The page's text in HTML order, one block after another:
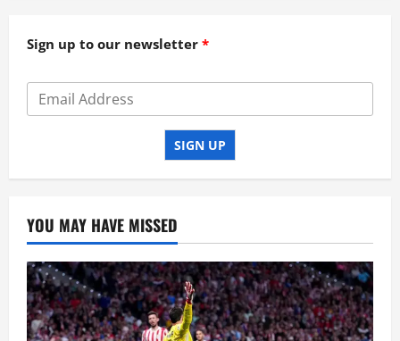
Sign up to our newsletter
SIGN UP
YOU MAY HAVE MISSED